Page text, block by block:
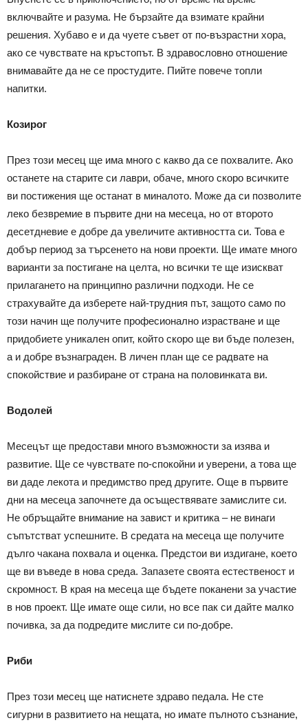
включвайте и разума. Не бързайте да взимате крайни
решения. Хубаво е и да чуете съвет от по-възрастни хора,
ако се чувствате на кръстопът. В здравословно отношение
внимавайте да не се простудите. Пийте повече топли
напитки.
Козирог
През този месец ще има много с какво да се похвалите. Ако
останете на старите си лаври, обаче, много скоро всичките
ви постижения ще останат в миналото. Може да си позволите
леко безвремие в първите дни на месеца, но от второто
десетдневие е добре да увеличите активността си. Това е
добър период за търсенето на нови проекти. Ще имате много
варианти за постигане на целта, но всички те ще изискват
прилагането на принципно различни подходи. Не се
страхувайте да изберете най-трудния път, защото само по
този начин ще получите професионално израстване и ще
придобиете уникален опит, който скоро ще ви бъде полезен,
а и добре възнаграден. В личен план ще се радвате на
спокойствие и разбиране от страна на половинката ви.
Водолей
Месецът ще предостави много възможности за изява и
развитие. Ще се чувствате по-спокойни и уверени, а това ще
ви даде лекота и предимство пред другите. Още в първите
дни на месеца започнете да осъществявате замислите си.
Не обръщайте внимание на завист и критика – не винаги
съпътстват успешните. В средата на месеца ще получите
дълго чакана похвала и оценка. Предстои ви издигане, което
ще ви въведе в нова среда. Запазете своята естественост и
скромност. В края на месеца ще бъдете поканени за участие
в нов проект. Ще имате още сили, но все пак си дайте малко
почивка, за да подредите мислите си по-добре.
Риби
През този месец ще натиснете здраво педала. Не сте
сигурни в развитието на нещата, но имате пълното съзнание,